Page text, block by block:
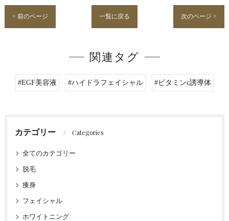
< 前のページ 一覧に戻る 次のページ >
関連タグ
#EGF美容液 #ハイドラフェイシャル #ビタミンc誘導体
カテゴリー Categories
全てのカテゴリー
脱毛
痩身
フェイシャル
ホワイトニング